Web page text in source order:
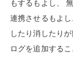
もするもよし、
連携させるもよし
したり消したりが
ログを追加するこ